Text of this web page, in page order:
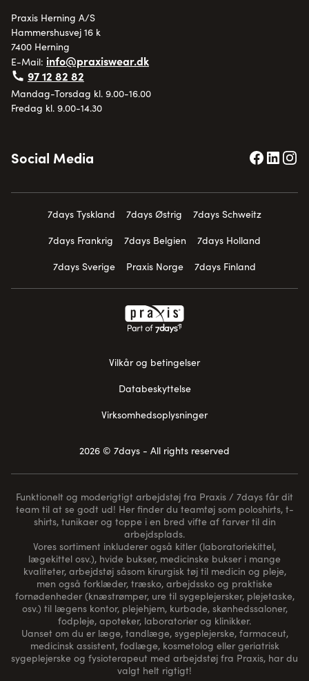
Praxis Herning A/S
Hammershusvej 16 k
7400 Herning
E-Mail: info@praxiswear.dk
97 12 82 82
Mandag-Torsdag kl. 9.00-16.00
Fredag kl. 9.00-14.30
Social Media
7days Tyskland 7days Østrig
7days Schweitz
7days Frankrig
7days Belgien
7days Holland
7days Sverige
Praxis Norge 7days Finland
Vilkår og betingelser
Databeskyttelse
Virksomhedsoplysninger
2026 © 7days - All rights reserved
Funktionelt og moderigtigt arbejdstøj fra Praxis / 7days får dit
team til at se godt ud! Her finder du teamtøj som poloshirts, t-
shirts, tunikaer og toppe i en bred vifte af farver til din
arbejdsplads.
Vores sortiment inkluderer også kitler (laboratoriekittel,
lægekittel osv.), hvide bukser, medicinske bukser i mange
kvaliteter, arbejdstøj såsom kirurgisk tøj til medicin og pleje,
men også forklæder, træsko, arbejdssko og praktiske
fornødenheder (knæstrømper, ure til sygeplejersker, plejetaske,
osv.) til lægens kontor, plejehjem, kurbade, skønhedssaloner,
fodpleje, apoteker, laboratorier og klinikker.
Uanset om du er læge, tandlæge, sygeplejerske, farmaceut,
medicinsk assistent, fodlæge, kosmetolog eller geriatrisk
sygeplejerske og fysioterapeut med arbejdstøj fra Praxis, har du
valgt helt rigtigt!